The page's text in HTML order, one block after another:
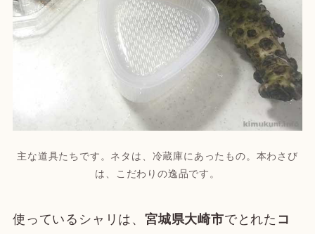
主な道具たちです。ネタは、冷蔵庫にあったもの。本わさび
は、こだわりの逸品です。
使っているシャリは、 宮城県大崎市でとれた コ